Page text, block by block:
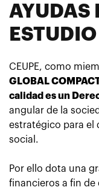
AYUDAS
ESTUDIO
CEUPE, como
GLOBAL
calidad es un
angular de la
estratégico para el
social.
Por ello dota una
financieros a fin de